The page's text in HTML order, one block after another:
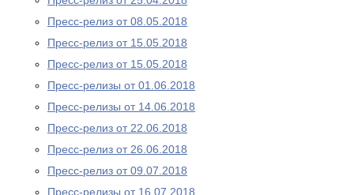
Пресс-релиз от 08.05.2018
Пресс-релиз от 15.05.2018
Пресс-релиз от 15.05.2018
Пресс-релизы от 01.06.2018
Пресс-релизы от 14.06.2018
Пресс-релиз от 22.06.2018
Пресс-релиз от 26.06.2018
Пресс-релиз от 09.07.2018
Пресс-релизы от 16.07.2018